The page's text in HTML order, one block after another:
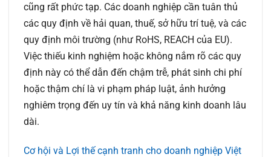
cũng rất phức tạp. Các doanh nghiệp cần tuân thủ
các quy định về hải quan, thuế, sở hữu trí tuệ, và các
quy định môi trường (như RoHS, REACH của EU).
Việc thiếu kinh nghiệm hoặc không nắm rõ các quy
định này có thể dẫn đến chậm trễ, phát sinh chi phí
hoặc thậm chí là vi phạm pháp luật, ảnh hưởng
nghiêm trọng đến uy tín và khả năng kinh doanh lâu
dài.
Cơ hội và Lợi thế cạnh tranh cho doanh nghiệp Việt